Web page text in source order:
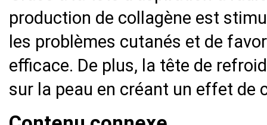
production de collagène est
les problèmes cutanés et de
efficace. De plus, la tête de
sur la peau en créant un effet de